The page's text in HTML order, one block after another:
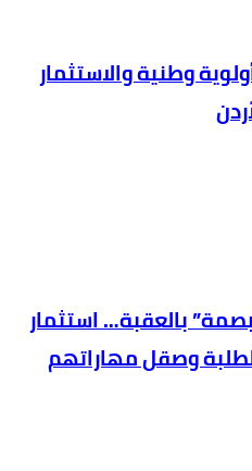
وطنية والاستثمار
بالعقبة… استثمار
وصقل مهاراتهم